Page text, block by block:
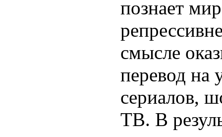
познает
смысле
перевод на
сериалов,
ТВ. В